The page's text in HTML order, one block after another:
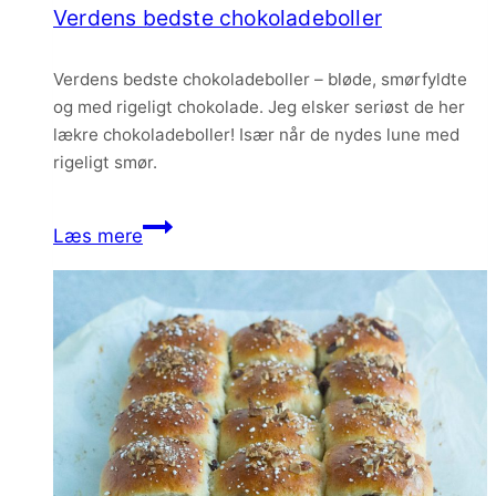
Verdens bedste chokoladeboller
Verdens bedste chokoladeboller – bløde, smørfyldte
og med rigeligt chokolade. Jeg elsker seriøst de her
lækre chokoladeboller! Især når de nydes lune med
rigeligt smør.
Læs mereVerdens